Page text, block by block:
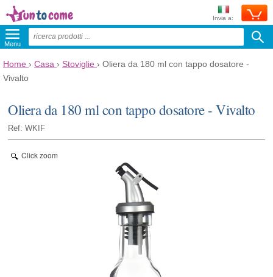
Invia a:
Menu
Home › Casa › Stoviglie › Oliera da 180 ml con tappo dosatore -
Vivalto
Oliera da 180 ml con tappo dosatore - Vivalto
Ref: WKIF
Click zoom